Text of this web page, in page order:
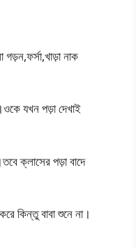
নাক
যখন পড়া দেখাই
ক্লাসের পড়া বাদে
কিন্তু বাবা শুনে না।